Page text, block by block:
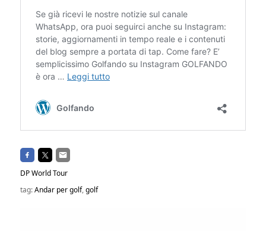
DP World Tour
tag:Andar per golf,golf